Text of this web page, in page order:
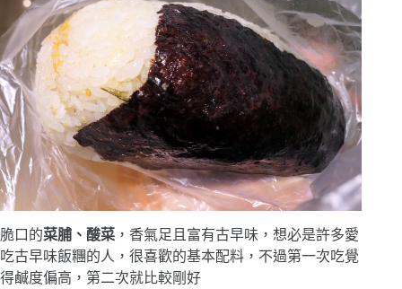
脆口的菜脯、酸菜 ，香氣足且富有古早味，想必是許多愛
吃古早味飯糰的人，很喜歡的基本配料，不過第一次吃覺
得鹹度偏高，第二次就比較剛好